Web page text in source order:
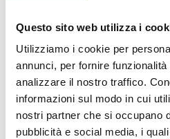
Questo sito web utilizza i
Utilizziamo i cookie per
annunci, per fornire
analizzare il nostro traffico.
informazioni sul modo in cui
nostri partner che si occupano
pubblicità e social media, i
sono necessari dati
download, Le verranno
delle immagini. Ricerca:
aggiungere un asterisco.
Questo garantisce un
perché in questo modo è
parole chiavi affini.